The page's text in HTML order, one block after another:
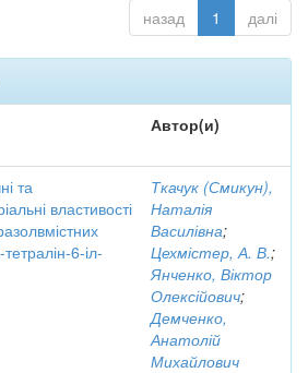
назад 1 далі
Автор(и)
та
властивості
6-іл-
Ткачук (Смикун),
Наталія
Василівна;
Цехмістер, А. В.;
Янченко, Віктор
Олексійович;
Демченко,
Анатолій
Михайлович